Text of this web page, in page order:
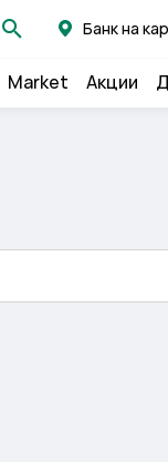
Банк на
Market Акции